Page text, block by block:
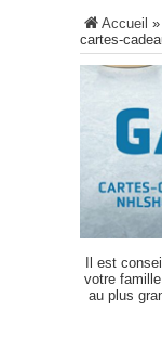
Accueil »
cartes-
Il est
votre
au plus